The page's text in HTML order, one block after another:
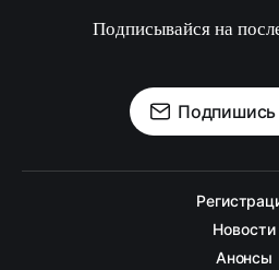
Подписывайся на
Подпишись
Новости
Анонсы